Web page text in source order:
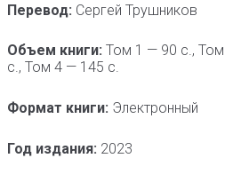
Перевод: Сергей Трушников
Объем книги: Том 1 — 90 с.,
с., Том 4 — 145 с.
Формат книги: Электронный
Год издания: 2023